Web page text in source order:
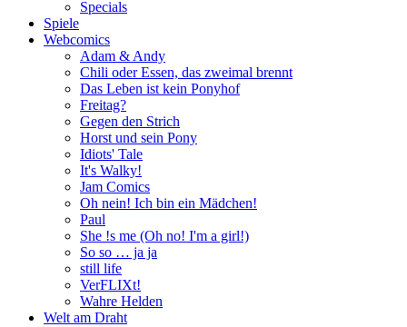
Specials
Spiele
Webcomics
Adam & Andy
Chili oder Essen, das zweimal brennt
Das Leben ist kein Ponyhof
Freitag?
Gegen den Strich
Horst und sein Pony
Idiots' Tale
It's Walky!
Jam Comics
Oh nein! Ich bin ein Mädchen!
Paul
She !s me (Oh no! I'm a girl!)
So so … ja ja
still life
VerFLIXt!
Wahre Helden
Welt am Draht